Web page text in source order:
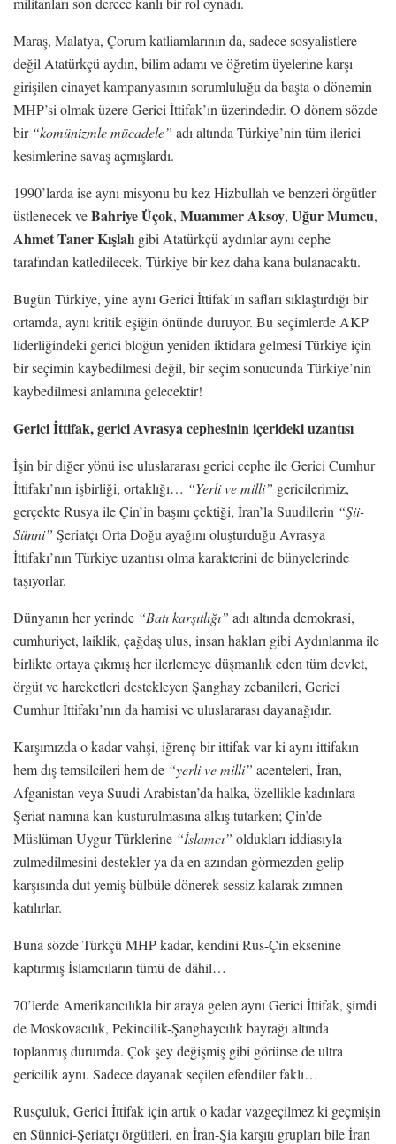
Maraş, Malatya, Çorum katliamlarının da, sadece sosyalistlere
değil Atatürkçü aydın, bilim adamı ve öğretim üyelerine karşı
girişilen cinayet kampanyasının sorumluluğu da başta o dönemin
MHP’si olmak üzere Gerici İttifak’ın üzerindedir. O dönem sözde
bir “komünizmle mücadele” adı altında Türkiye’nin tüm ilerici
kesimlerine savaş açmışlardı.
1990’larda ise aynı misyonu bu kez Hizbullah ve benzeri örgütler
üstlenecek veBahriye Üçok, Muammer Aksoy, Uğur Mumcu,
Ahmet Taner Kışlalı gibi Atatürkçü aydınlar aynı cephe
tarafından katledilecek, Türkiye bir kez daha kana bulanacaktı.
Bugün Türkiye, yine aynı Gerici İttifak’ın safları sıklaştırdığı bir
ortamda, aynı kritik eşiğin önünde duruyor. Bu seçimlerde AKP
liderliğindeki gerici bloğun yeniden iktidara gelmesi Türkiye için
bir seçimin kaybedilmesi değil, bir seçim sonucunda Türkiye’nin
kaybedilmesi anlamına gelecektir!
Gerici İttifak, gerici Avrasya cephesinin içerideki uzantısı
İşin bir diğer yönü ise uluslararası gerici cephe ile Gerici Cumhur
İttifakı’nın işbirliği, ortaklığı… “Yerli ve milli” gericilerimiz,
gerçekte Rusya ile Çin’in başını çektiği, İran’la Suudilerin “Şii-
Sünni” Şeriatçı Orta Doğu ayağını oluşturduğu Avrasya
İttifakı’nın Türkiye uzantısı olma karakterini de bünyelerinde
taşıyorlar.
Dünyanın her yerinde “Batı karşıtlığı” adı altında demokrasi,
cumhuriyet, laiklik, çağdaş ulus, insan hakları gibi Aydınlanma ile
birlikte ortaya çıkmış her ilerlemeye düşmanlık eden tüm devlet,
örgüt ve hareketleri destekleyen Şanghay zebanileri, Gerici
Cumhur İttifakı’nın da hamisi ve uluslararası dayanağıdır.
Karşımızda o kadar vahşi, iğrenç bir ittifak var ki aynı ittifakın
hem dış temsilcileri hem de “yerli ve milli” acenteleri, İran,
Afganistan veya Suudi Arabistan’da halka, özellikle kadınlara
Şeriat namına kan kusturulmasına alkış tutarken; Çin’de
Müslüman Uygur Türklerine “İslamcı” oldukları iddiasıyla
zulmedilmesini destekler ya da en azından görmezden gelip
karşısında dut yemiş bülbüle dönerek sessiz kalarak zımnen
katılırlar.
Buna sözde Türkçü MHP kadar, kendini Rus-Çin eksenine
kaptırmış İslamcıların tümü de dâhil…
70’lerde Amerikancılıkla bir araya gelen aynı Gerici İttifak, şimdi
de Moskovacılık, Pekincilik-Şanghaycılık bayrağı altında
toplanmış durumda. Çok şey değişmiş gibi görünse de ultra
gericilik aynı. Sadece dayanak seçilen efendiler faklı…
Rusçuluk, Gerici İttifak için artık o kadar vazgeçilmez ki geçmişin
en Sünnici-Şeriatçı örgütleri, en İran-Şia karşıtı grupları bile İran